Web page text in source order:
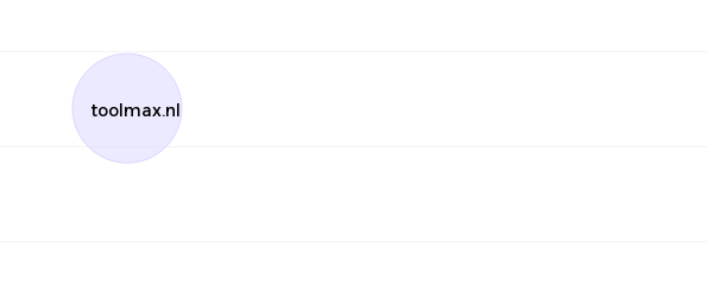
toolmax.nl